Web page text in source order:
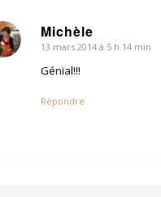
Michèle
dit
13 mars 2014 à 5 h 14 min
Génial!!!
Répondre